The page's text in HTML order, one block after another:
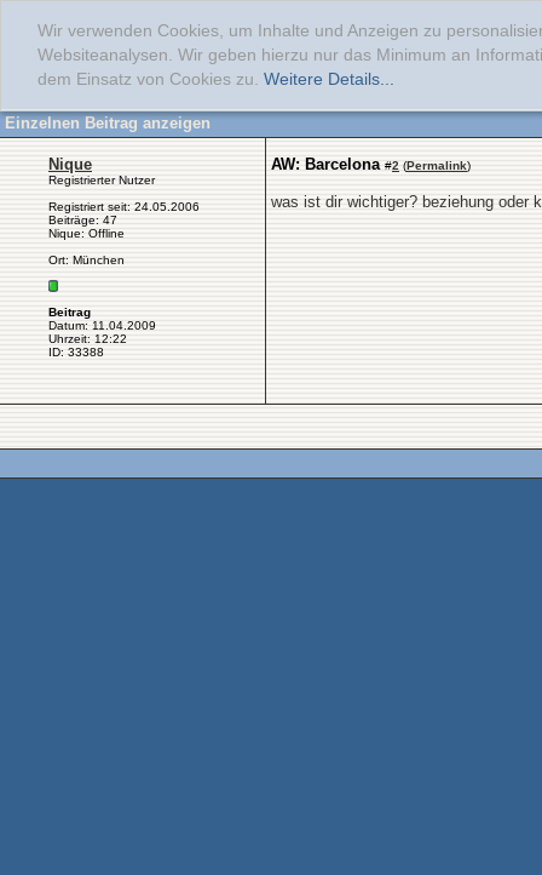
Wir verwenden Cookies, um Inhalte und Anzeigen zu
Websiteanalysen. Wir geben hierzu nur das Minimum an
dem Einsatz von Cookies zu. Weitere Details...
Einzelnen Beitrag anzeigen
Nique
Registrierter Nutzer
Registriert seit: 24.05.2006
Beiträge: 47
Nique: Offline
Ort: München
Beitrag
Datum: 11.04.2009
Uhrzeit: 12:22
ID: 33388
AW: Barcelona #2 (Permalink)
was ist dir wichtiger? beziehung oder